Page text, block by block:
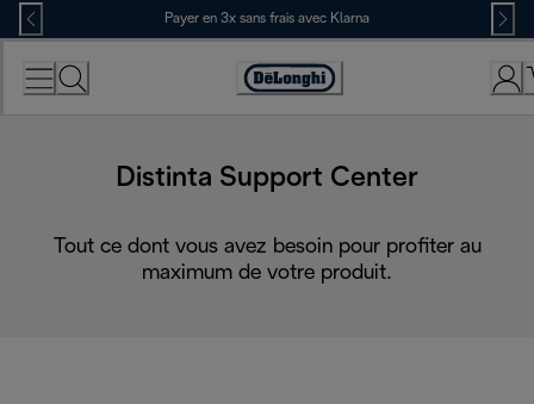
Skip
to
Content
Payer en 3x sans frais avec Klarna
Déclaration
Distinta Support Center
Tout ce dont vous avez besoin pour profiter au
maximum de votre produit.